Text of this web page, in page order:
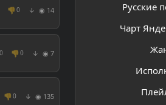
Русские
Чарт
👎 0 ↓ ◉ 14
0 👎 0 ↓ ◉ 7
👎 0 ↓ ◉ 135